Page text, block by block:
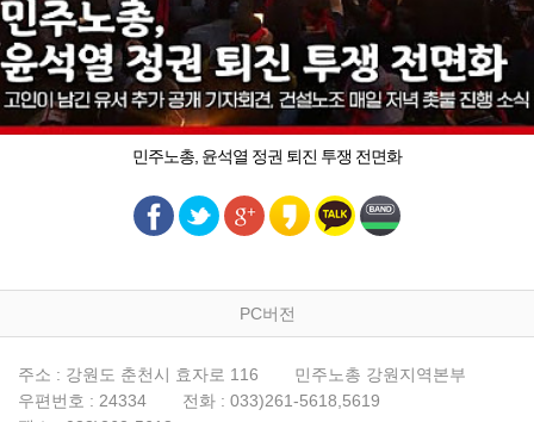
민주노총, 윤석열 정권 퇴진 투쟁 전면화
PC버전
주소 : 강원도 춘천시 효자로 116
민주노총 강원지역본부
우편번호 : 24334
전화 : 033)261-5618,5619